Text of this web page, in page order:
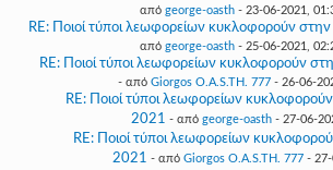
από george-oasth- 23-06-2021,
RE: Ποιοί τύποι λεωφορείων κυκλοφορούν
από george-oasth- 25-06-2021,
RE: Ποιοί τύποι λεωφορείων κυκλοφορούν
- από Giorgos O.A.S.TH. 777- 26-06-
RE: Ποιοί τύποι λεωφορείων
2021 - από george-oasth- 27-06-
RE: Ποιοί τύποι λεωφορείων
2021 - από Giorgos O.A.S.TH. 777 -